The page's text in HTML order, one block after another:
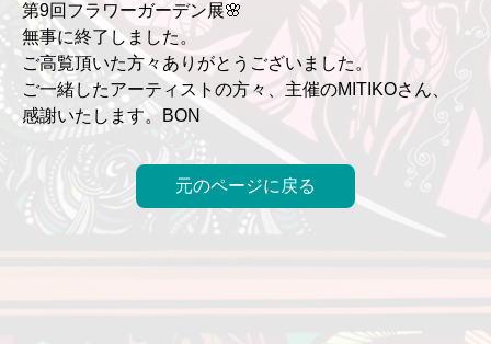
第9回フラワーガーデン展🌸
無事に終了しました。
ご高覧頂いた方々ありがとうございました。
ご一緒したアーティストの方々、主催のMITIKOさん、
感謝いたします。BON
元のページに戻る